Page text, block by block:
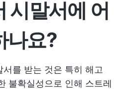
시말서에 어
나요?
를 받는 것은 특히 해고
불확실성으로 인해 스트레